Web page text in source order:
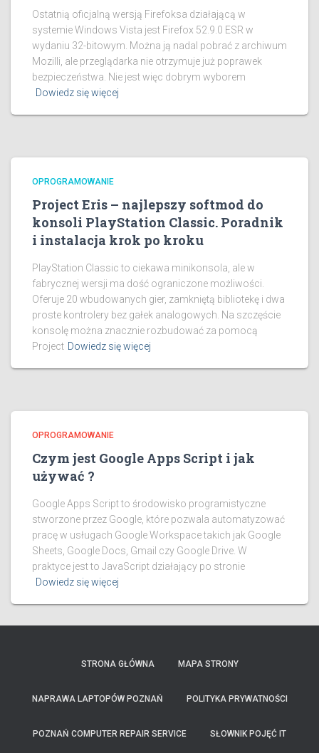
Ostatnią oficjalną wersją Firefoksa działającą w
systemie Windows Vista jest Firefox 52.9.0 ESR w
wydaniu 32-bitowym. Można ją nadal pobrać z archiwum
Mozilli, ale przeglądarka nie otrzymuje już poprawek
bezpieczeństwa. Nie jest więc dobrym wyborem
Dowiedz się więcej
OPROGRAMOWANIE
Project Eris – najlepszy softmod do
konsoli PlayStation Classic. Poradnik
i instalacja krok po kroku
PlayStation Classic to ciekawa minikonsola, ale w
fabrycznej wersji ma dość ograniczone możliwości.
Oferuje 20 wbudowanych gier, zamkniętą bibliotekę i dwa
proste kontrolery bez gałek analogowych. Na szczęście
konsolę można znacznie rozbudować za pomocą
Project Dowiedz się więcej
OPROGRAMOWANIE
Czym jest Google Apps Script i jak
używać ?
Google Apps Script to środowisko programistyczne
stworzone przez Google, które pozwala automatyzować
pracę w usługach Google Workspace takich jak Google
Sheets, Google Docs, Gmail czy Google Drive. W
praktyce jest to JavaScript działający po stronie
Dowiedz się więcej
STRONA GŁÓWNA MAPA STRONY
NAPRAWA LAPTOPÓW POZNAŃ POLITYKA PRYWATNOŚCI
POZNAŃ COMPUTER REPAIR SERVICE SŁOWNIK POJĘĆ IT